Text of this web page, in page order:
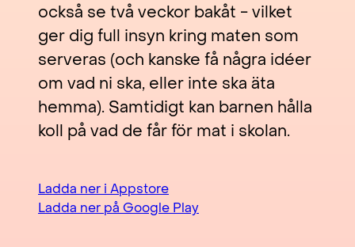
också se två veckor bakåt - vilket
ger dig full insyn kring maten som
serveras (och kanske få några idéer
om vad ni ska, eller inte ska äta
hemma). Samtidigt kan barnen hålla
koll på vad de får för mat i skolan.
Ladda ner i Appstore
Ladda ner på Google Play